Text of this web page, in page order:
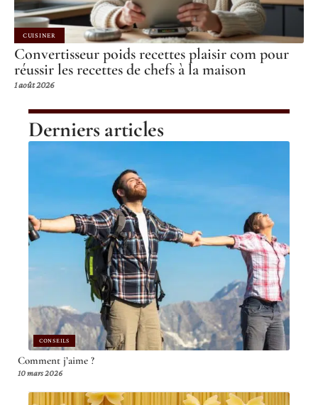
CUISINER
Convertisseur poids recettes plaisir com pour
réussir les recettes de chefs à la maison
1 août 2026
Derniers articles
CONSEILS
Comment j’aime ?
10 mars 2026